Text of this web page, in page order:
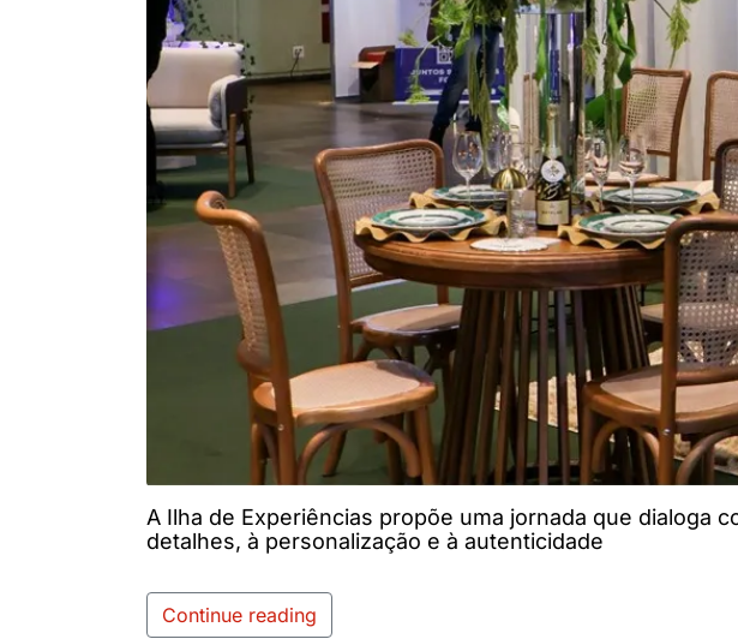
A Ilha de Experiências propõe uma jornada que dialoga
detalhes, à personalização e à autenticidade
Continue reading